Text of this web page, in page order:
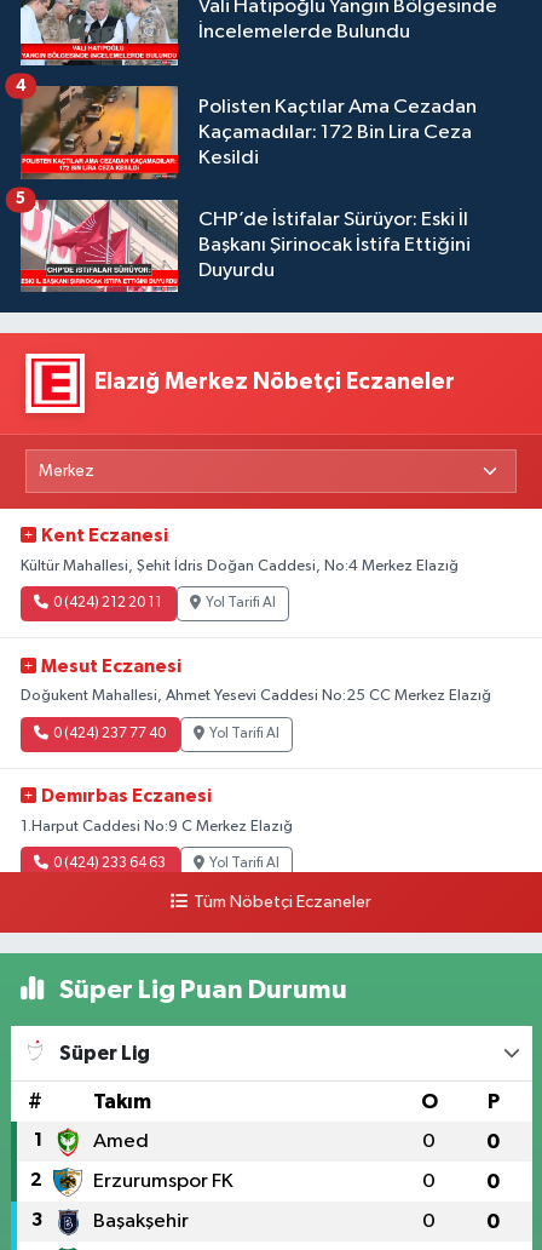
Vali Hatipoğlu Yangın Bölgesinde
İncelemelerde Bulundu
Polisten Kaçtılar Ama Cezadan
Kaçamadılar: 172 Bin Lira Ceza
Kesildi
4
CHP’de İstifalar Sürüyor: Eski İl
Başkanı Şirinocak İstifa Ettiğini
Duyurdu
5
Elazığ Merkez Nöbetçi Eczaneler
Kent Eczanesi
Kültür Mahallesi, Şehit İdris Doğan Caddesi, No:4 Merkez Elazığ
0 (424) 212 20 11 Yol Tarifi Al
Mesut Eczanesi
Doğukent Mahallesi, Ahmet Yesevi Caddesi No:25 CC Merkez Elazığ
0 (424) 237 77 40 Yol Tarifi Al
Demırbas Eczanesi
1.Harput Caddesi No:9 C Merkez Elazığ
0 (424) 233 64 63 Yol Tarifi Al
Ataşehir Mahallesi, Malatya Caddesi No:105 Merkez Elazığ
0 (424) 238 66 66 Yol Tarifi Al
Tüm Nöbetçi Eczaneler
Süper Lig Puan Durumu
Süper Lig
# Takım O P
1 Amed 0 0
2 Erzurumspor FK 0 0
3 Başakşehir 0 0